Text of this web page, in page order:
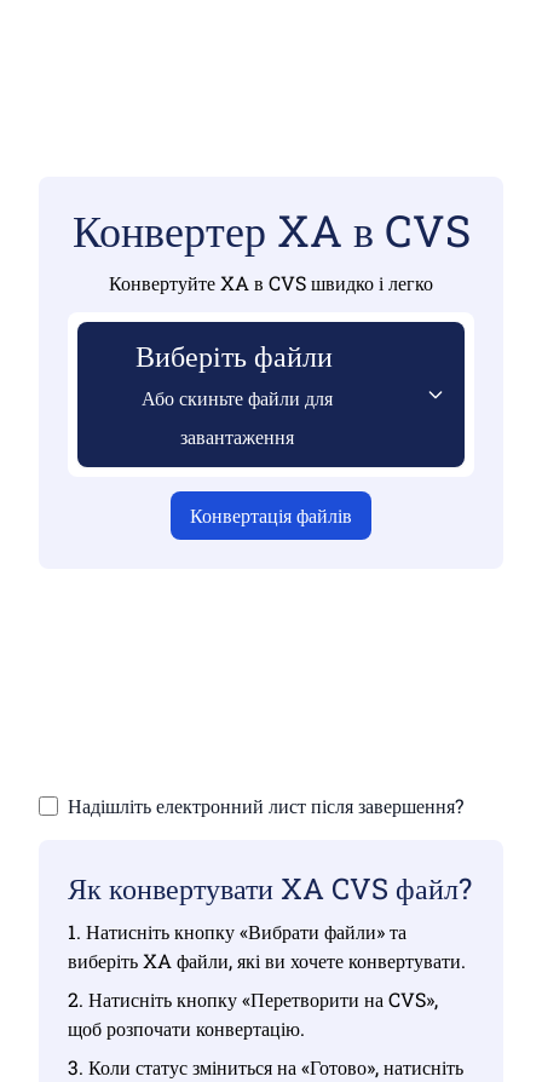
Конвертер XA в CVS
Конвертуйте XA в CVS швидко і легко
Виберіть файли
Або скиньте файли для
завантаження
Конвертація файлів
Надішліть електронний лист після завершення?
Як конвертувати XA CVS файл?
1. Натисніть кнопку «Вибрати файли» та
виберіть XA файли, які ви хочете конвертувати.
2. Натисніть кнопку «Перетворити на CVS»,
щоб розпочати конвертацію.
3. Коли статус зміниться на «Готово», натисніть